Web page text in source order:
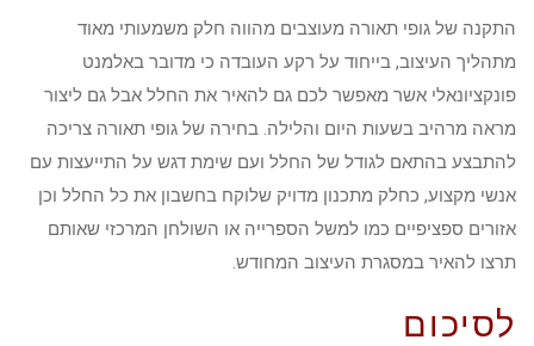
התקנה של גופי תאורה מעוצבים מהווה חלק משמעותי מאוד
מתהליך העיצוב, בייחוד על רקע העובדה כי מדובר באלמנט
פונקציונאלי אשר מאפשר לכם גם להאיר את החלל אבל גם ליצור
מראה מרהיב בשעות היום והלילה. בחירה של גופי תאורה צריכה
להתבצע בהתאם לגודל של החלל ועם שימת דגש על התייעצות עם
אנשי מקצוע, כחלק מתכנון מדויק שלוקח בחשבון את כל החלל וכן
אזורים ספציפיים כמו למשל הספרייה או השולחן המרכזי שאותם
תרצו להאיר במסגרת העיצוב המחודש.
לסיכום